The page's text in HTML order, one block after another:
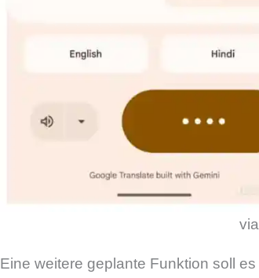
via
Eine weitere geplante Funktion soll